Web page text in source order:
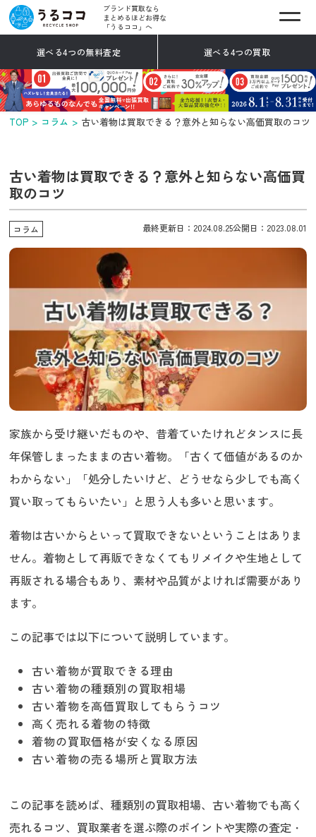
ブランド買取なら
まとめるほどお得な
「うるココ」へ
選べる4つの無料査定 選べる4つの買取
TOP コラム 古い着物は買取できる？意外と知らない高価買取のコツ
古い着物は買取できる？意外と知らない高価買
取のコツ
コラム 最終更新日：2024.08.25公開日：2023.08.01
家族から受け継いだものや、昔着ていたけれどタンスに長
年保管しまったままの古い着物。「古くて価値があるのか
わからない」「処分したいけど、どうせなら少しでも高く
買い取ってもらいたい」と思う人も多いと思います。
着物は古いからといって買取できないということはありま
せん。着物として再販できなくてもリメイクや生地として
再販される場合もあり、素材や品質がよければ需要があり
ます。
この記事では以下について説明しています。
古い着物が買取できる理由
古い着物の種類別の買取相場
古い着物を高価買取してもらうコツ
高く売れる着物の特徴
着物の買取価格が安くなる原因
古い着物の売る場所と買取方法
この記事を読めば、種類別の買取相場、古い着物でも高く
売れるコツ、買取業者を選ぶ際のポイントや実際の査定・